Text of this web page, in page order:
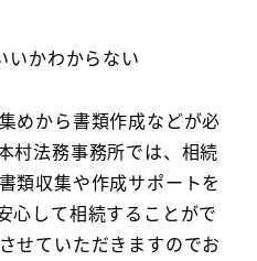
いかわからない
めから書類作成などが必
村法務事務所では、相続
類収集や作成サポートを
心して相続することがで
せていただきますのでお